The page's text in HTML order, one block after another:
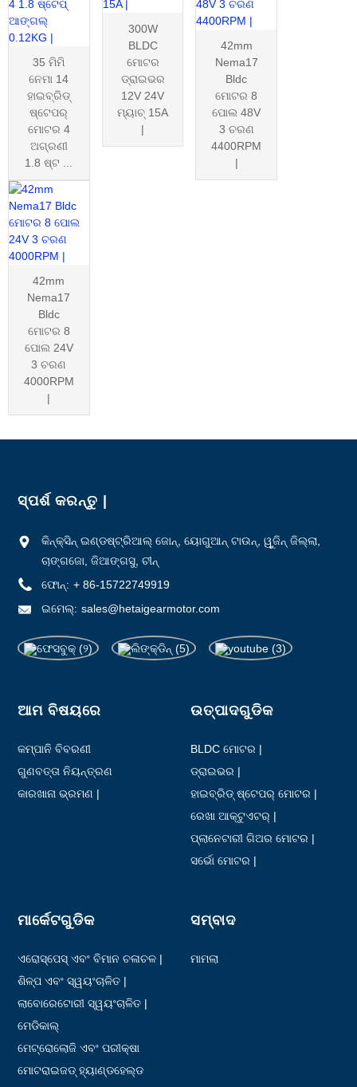
35 ମିମି
ନେମା 14
ହାଇବ୍ରିଡ୍
ଷ୍ଟେପର୍
ମୋଟର 4
ଅଗ୍ରଣୀ
1.8 ଷ୍ଟ ...
300W
BLDC
ମୋଟର
ଡ୍ରାଇଭର
12V 24V
ମ୍ୟାଚ୍ 15A
|
42mm
Nema17
Bldc
ମୋଟର 8
ପୋଲ 48V
3 ଚରଣ
4400RPM
|
42mm
Nema17
Bldc
ମୋଟର 8
ପୋଲ 24V
3 ଚରଣ
4000RPM
|
ସ୍ପର୍ଶ କରନ୍ତୁ |
କିନ୍କ୍ସିନ୍ ଇଣ୍ଡଷ୍ଟ୍ରିଆଲ୍ ଜୋନ୍, ୟୋଗୁଆନ୍ ଟାଉନ୍, ୱୁଜିନ୍ ଜିଲ୍ଲା,
ଚାଙ୍ଗଜୋ, ଜିଆଙ୍ଗସୁ, ଚୀନ୍
ଫୋନ୍: + 86-15722749919
ଇମେଲ୍: sales@hetaigearmotor.com
ଆମ ବିଷୟରେ
କମ୍ପାନି ବିବରଣୀ
ଗୁଣବତ୍ତା ନିୟନ୍ତ୍ରଣ
କାରଖାନା ଭ୍ରମଣ |
ଉତ୍ପାଦଗୁଡିକ
BLDC ମୋଟର |
ଡ୍ରାଇଭର |
ହାଇବ୍ରିଡ୍ ଷ୍ଟେପର୍ ମୋଟର |
ରେଖା ଆକ୍ଟୁଏଟର୍ |
ପ୍ଲାନେଟାରୀ ଗିଅର ମୋଟର |
ସର୍ଭୋ ମୋଟର |
ମାର୍କେଟଗୁଡିକ
ଏରୋସ୍ପେସ୍ ଏବଂ ବିମାନ ଚଳାଚଳ |
ଶିଳ୍ପ ଏବଂ ସ୍ୱୟଂଚାଳିତ |
ଲାବୋରେଟୋରୀ ସ୍ୱୟଂଚାଳିତ |
ମେଡିକାଲ୍
ମେଟ୍ରୋଲୋଜି ଏବଂ ପରୀକ୍ଷା
ମୋଟରାଇଜଡ୍ ହ୍ୟାଣ୍ଡହେଲ୍ଡ
ସମ୍ବାଦ
ମାମଲା